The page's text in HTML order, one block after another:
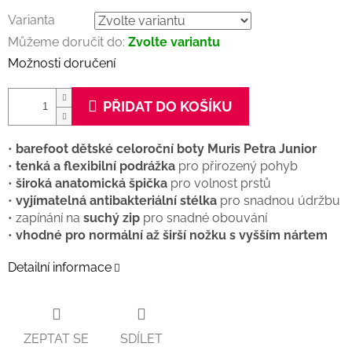
Varianta
Můžeme doručit do: Zvolte variantu
Možnosti doručení
PŘIDAT DO KOŠÍKU
• barefoot dětské celoroční boty Muris Petra Junior
• tenká a flexibilní podrážka pro přirozený pohyb
• široká anatomická špička pro volnost prstů
• vyjímatelná antibakteriální stélka pro snadnou údržbu
• zapínání na suchý zip pro snadné obouvání
• vhodné pro normální až širší nožku s vyšším nártem
Detailní informace
ZEPTAT SE SDÍLET